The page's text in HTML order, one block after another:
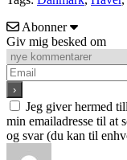
Abonner
Giv mig besked om
Jeg giver hermed
min emailadresse til at
og svar (du kan til